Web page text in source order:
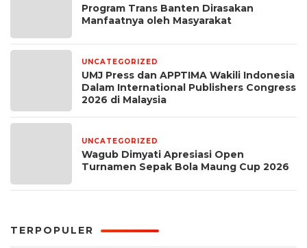
Program Trans Banten Dirasakan
Manfaatnya oleh Masyarakat
UNCATEGORIZED
UMJ Press dan APPTIMA Wakili Indonesia
Dalam International Publishers Congress
2026 di Malaysia
UNCATEGORIZED
Wagub Dimyati Apresiasi Open
Turnamen Sepak Bola Maung Cup 2026
TERPOPULER